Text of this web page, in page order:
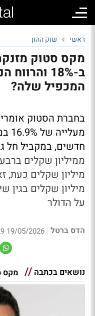
ראשי שוק ההון
מקס סטוק
המכפיל שלה?
בחברת הסטוק
חדשים, במקביל חל
מיליון שקלים בגין
על הדולר
הדס ברטל |
19/05/2026 10:29
נושאים בכתבה מקס